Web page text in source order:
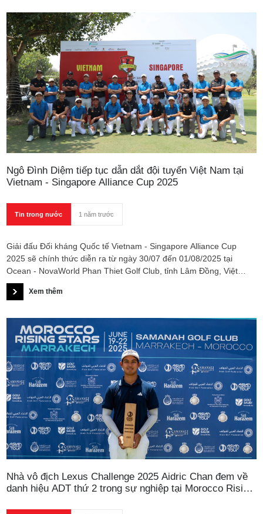
Ngô Đình Diệm tiếp tục dẫn dắt đội tuyển Việt Nam tại
Vietnam - Singapore Alliance Cup 2025
Tin trong nước 1 năm trước
Giải đấu Đối kháng Quốc tế Vietnam - Singapore Alliance Cup
2025 sẽ chính thức diễn ra từ ngày 30/07 đến 01/08/2025 tại
Ocean - NovaWorld Phan Thiet Golf Club, tỉnh Lâm Đồng, Việt
Nam.
Xem thêm
Nhà vô địch Lexus Challenge 2025 Aidric Chan đem về
danh hiệu ADT thứ 2 trong sự nghiệp tại Morocco Rising